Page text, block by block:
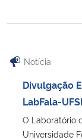
Notícia
Divulgação
LabFala-
O Laboratório
Universidade